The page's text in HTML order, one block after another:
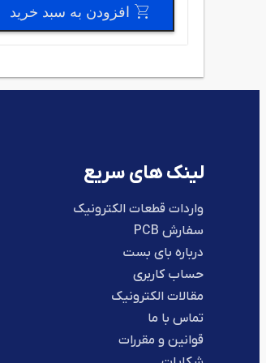
افزودن به سبد خرید
لینک های سریع
واردات قطعات الکترونیک
سفارش PCB
درباره بای بست
حساب کاربری
مقالات الکترونیک
تماس با ما
قوانین و مقررات